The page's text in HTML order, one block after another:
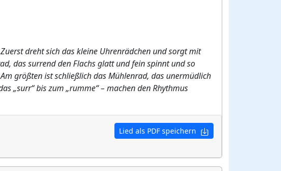
dreht sich das kleine Uhrenrädchen und sorgt mit
das surrend den Flachs glatt und fein spinnt und so
größten ist schließlich das Mühlenrad, das unermüdlich
„surr“ bis zum „rumme“ – machen den Rhythmus
Lied als PDF speichern